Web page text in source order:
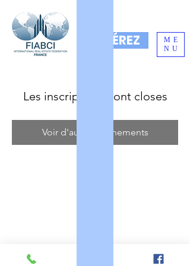
ADHÉREZ
ME
NU
Les inscriptions sont closes
Voir d'autres événements